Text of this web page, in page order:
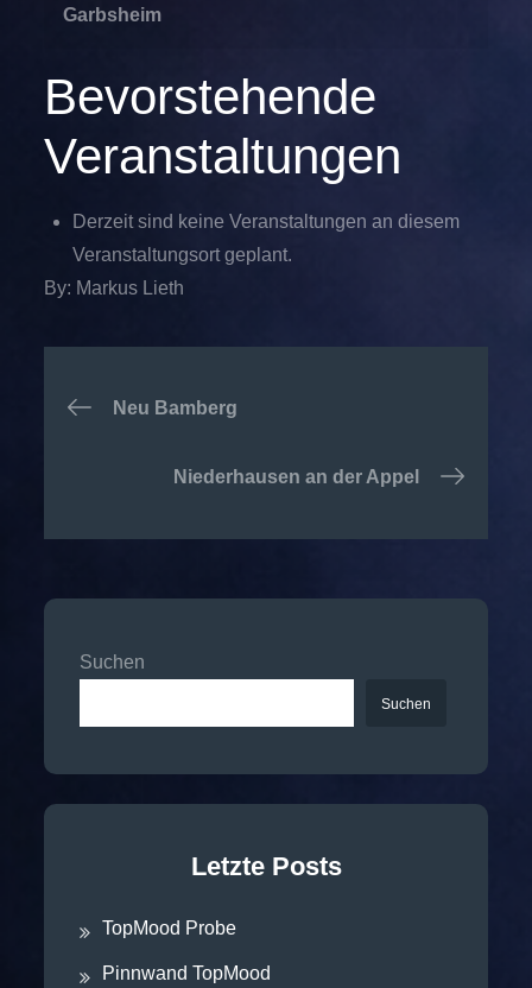
Garbsheim
Bevorstehende
Veranstaltungen
Derzeit sind keine Veranstaltungen an diesem
Veranstaltungsort geplant.
By: Markus Lieth
Beitragsnavigation
Neu Bamberg
Niederhausen an der Appel
Suchen
Suchen
Letzte Posts
TopMood Probe
Pinnwand TopMood